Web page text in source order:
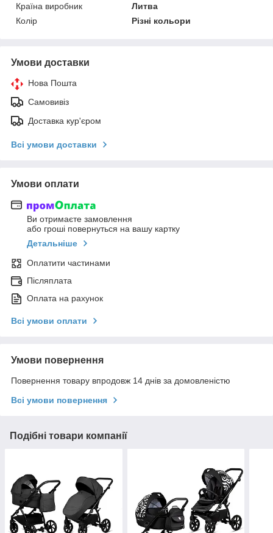
Країна виробник
Литва
Колір
Різні кольори
Умови доставки
Нова Пошта
Самовивіз
Доставка кур'єром
Всі умови доставки
Умови оплати
Ви отримаєте замовлення
або гроші повернуться на вашу картку
Детальніше
Оплатити частинами
Післяплата
Оплата на рахунок
Всі умови оплати
Умови повернення
Повернення товару впродовж 14 днів за домовленістю
Всі умови повернення
Подібні товари компанії